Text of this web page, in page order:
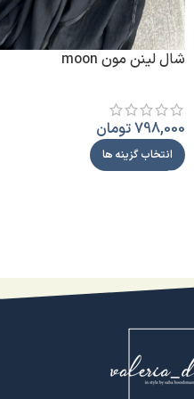
شال لینن مون moon
798,000تومان
انتخاب گزینه ها